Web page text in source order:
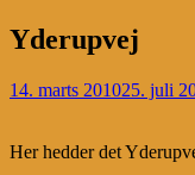
Yderupvej
14. marts 201025. juli
Her hedder det